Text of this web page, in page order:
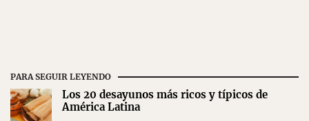
PARA SEGUIR LEYENDO
Los 20 desayunos más ricos y típicos de
América Latina